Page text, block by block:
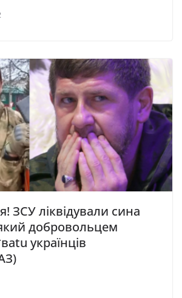
ЗСУ ліквідували сина
добровольцем
укрaїнців